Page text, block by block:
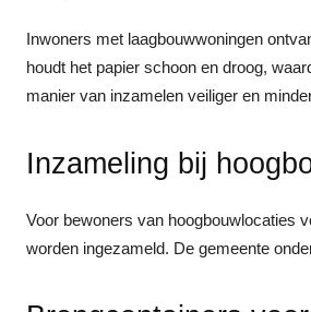
Inwoners met laagbouwwoningen
houdt het papier schoon en droog,
manier van inzamelen veiliger en
Inzameling bij
Voor bewoners van hoogbouwlocaties
worden ingezameld. De gemeente